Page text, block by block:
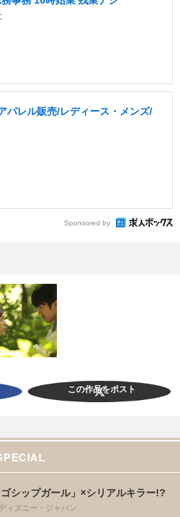
パレル販売/レディース・メンズ/
Sponsored by
この作品をポスト
シップガール」×シリアルキラー!?
ィズニー・ジャパン